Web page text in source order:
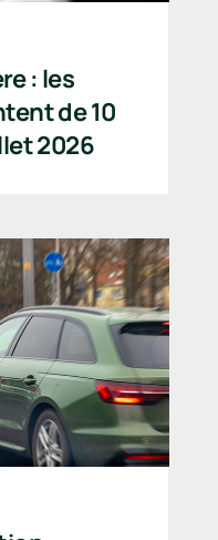
: les
de 10
2026